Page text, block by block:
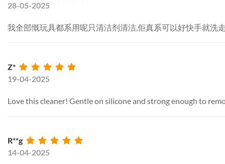
28-05-2025
我全部慨玩具都系用呢只清洁剂清洁,佢真系可以好快手就洗
Z*
19-04-2025
Love this cleaner! Gentle on silicone and strong enough to
R**g
14-04-2025